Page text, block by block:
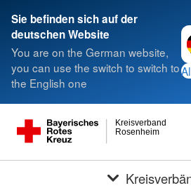
Sie befinden sich auf der
deutschen Website
You are on the German website,
you can use the switch to switch to
the English one
Rosenheim
Kreisverband